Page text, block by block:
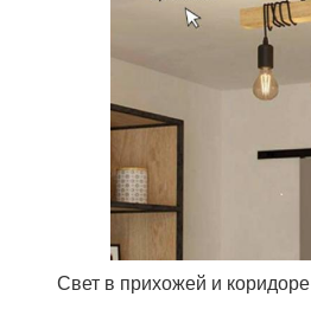
Свет в прихожей и коридоре